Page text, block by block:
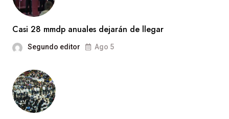
Casi 28 mmdp anuales dejarán de llegar
Segundo editor Ago 5